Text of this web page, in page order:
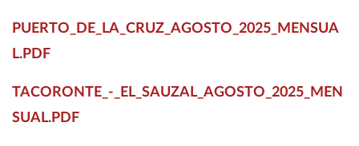
PUERTO_DE_LA_CRUZ_AGOSTO_2025_MENSUA
L.PDF
TACORONTE_-_EL_SAUZAL_AGOSTO_2025_MEN
SUAL.PDF